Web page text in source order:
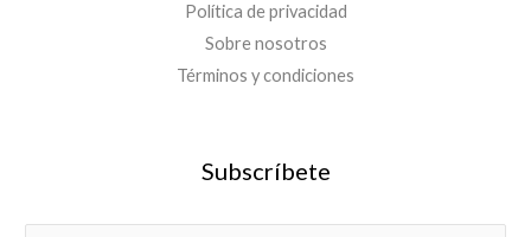
Política de privacidad
Sobre nosotros
Términos y condiciones
Subscríbete